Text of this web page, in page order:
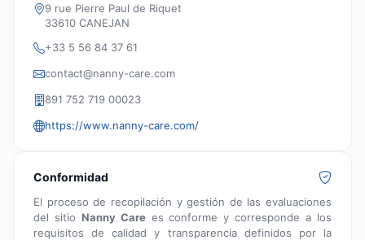
9 rue Pierre Paul de Riquet
33610 CANEJAN
+33 5 56 84 37 61
contact@nanny-care.com
891 752 719 00023
https://www.nanny-care.com/
Conformidad
El proceso de recopilación y gestión de las evaluaciones
del sitio Nanny Carees conforme y corresponde a los
requisitos de calidad y transparencia definidos por la